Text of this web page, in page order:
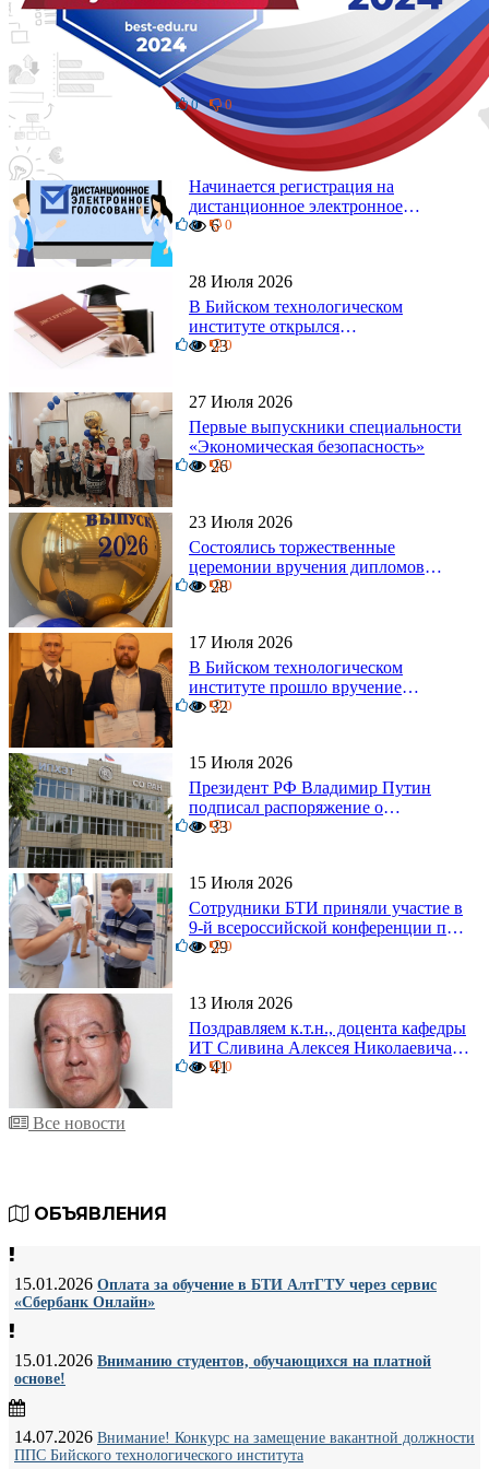
4 Августа 2026
Бийский технологический институт
на ночном забеге
0 0
17
4 Августа 2026
Начинается регистрация на
дистанционное электронное
голосование на выборы!
0 0
6
28 Июля 2026
В Бийском технологическом
институте открылся
диссертационный совет!
0 0
23
27 Июля 2026
Первые выпускники специальности
«Экономическая безопасность»
0 0
26
23 Июля 2026
Состоялись торжественные
церемонии вручения дипломов
выпускникам БТИ
0 0
28
17 Июля 2026
В Бийском технологическом
институте прошло вручение
дипломов
0 0
32
15 Июля 2026
Президент РФ Владимир Путин
подписал распоряжение о
поощрении граждан и трудовых
0 0
33
15 Июля 2026
Сотрудники БТИ приняли участие в
9-й всероссийской конференции по
задачам со свободными границами
0 0
29
13 Июля 2026
Поздравляем к.т.н., доцента кафедры
ИТ Сливина Алексея Николаевича с
юбилеем!
6 0
41
Все новости
ОБЪЯВЛЕНИЯ
15.01.2026 Оплата за обучение в БТИ АлтГТУ через сервис
«Сбербанк Онлайн»
15.01.2026 Вниманию студентов, обучающихся на платной
основе!
14.07.2026 Внимание! Конкурс на замещение вакантной должности
ППС Бийского технологического института